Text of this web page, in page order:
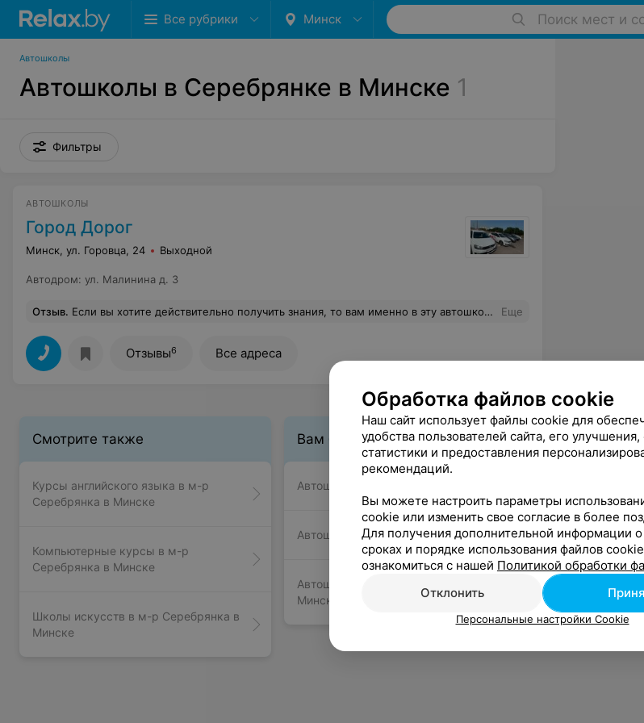
Все рубрики Минск Поиск мест и
Автошколы
Автошколы в Серебрянке в Минске 1
Фильтры
АВТОШКОЛЫ
Город Дорог
Минск, ул. Горовца, 24 Выходной
Автодром: ул. Малинина д. 3
Отзыв. Если вы хотите действительно получить знания, то вам именно в эту автошколу! Понравилось все, теория, практика, очень сильный преподавательский состав! Пересдачи зачетов на весь период обучения бесплатно! От многих знакомых слышала, что в других школах они платные и люди только успевали платить деньги. На самом деле больше плюсов, чем минусов, смело советую автошколу Город Дорог! Еще
Отзывы6 Все адреса
Смотрите также
Курсы английского языка в м-р
Серебрянка в Минске
Компьютерные курсы в м-р
Серебрянка в Минске
Школы искусств в м-р Серебрянка в
Минске
Вам будет интересно
Автошколы в Степянке в Минске
Автошколы в Уручье в Минске
Автошколы на Харьковской в
Минске
Обработка файлов cookie
Наш сайт использует файлы cookie для
удобства пользователей сайта, его улучшения,
статистики и предоставления
рекомендаций.
Вы можете настроить параметры
cookie или изменить свое согласие в более
Для получения дополнительной информации о
сроках и порядке использования файлов
ознакомиться с нашей Политикой обработки
Отклонить
Персональные настройки Cookie